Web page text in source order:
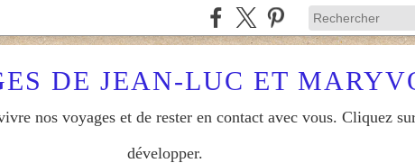
DE JEAN-LUC ET
nos voyages et de rester en contact avec vous. Cliquez
développer.